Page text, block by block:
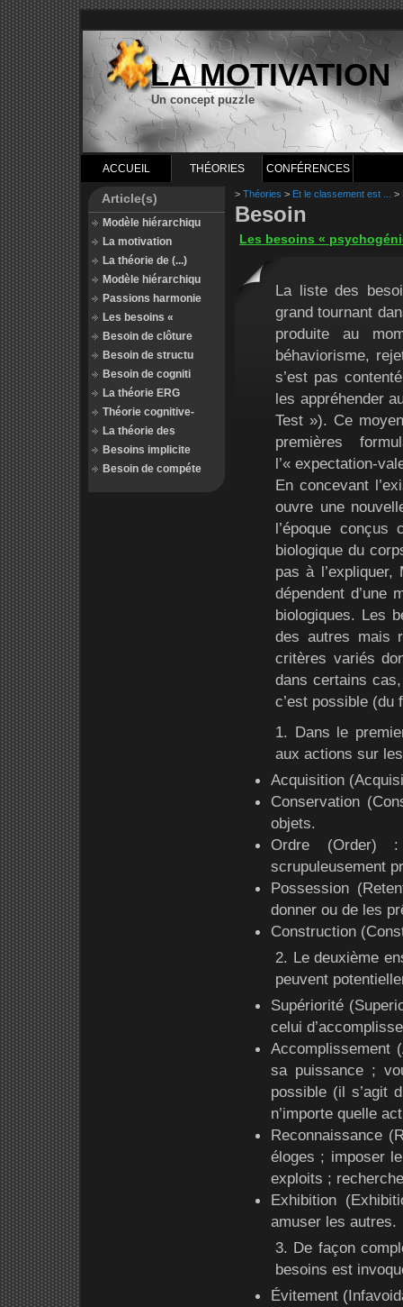
LA MOTIVATION
Un concept puzzle
ACCUEIL THÉORIES CONFÉRENCES
Article(s)
Modèle hiérarchiqu
La motivation
La théorie de (...)
Modèle hiérarchiqu
Passions harmonie
Les besoins «
Besoin de clôture
Besoin de structu
Besoin de cogniti
La théorie ERG
Théorie cognitive-
La théorie des
Besoins implicite
Besoin de compéte
> Théories > Et le classement est ... >
Besoin
Les besoins «
La liste des
grand tournant
produite au
béhaviorisme,
s’est pas
les appréhender
Test »). Ce
premières
l’« expectation-
En concevant
ouvre une
l’époque conçus
biologique du
pas à
dépendent d’une
biologiques. Les
des autres mais
critères variés
dans certains
c’est possible
1. Dans le
aux actions sur
Acquisition
Conservation
objets.
Ordre (Order)
scrupuleusement
Possession
donner ou de les
Construction
2. Le deuxième
peuvent
Supériorité
celui
Accomplissement
sa puissance ;
possible (il s’agit
n’importe quelle
Reconnaissance
éloges ; imposer
exploits ;
Exhibition
amuser les autres.
3. De façon
besoins est
Évitement